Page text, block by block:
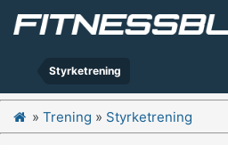
Styrketrening
» Trening » Styrketrening